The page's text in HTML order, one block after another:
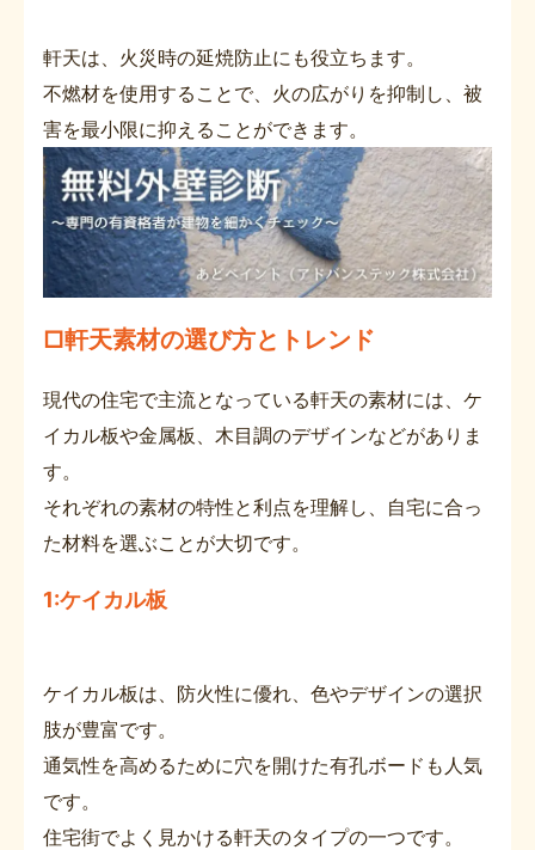
軒天は、火災時の延焼防止にも役立ちます。
不燃材を使用することで、火の広がりを抑制し、被
害を最小限に抑えることができます。
□軒天素材の選び方とトレンド
現代の住宅で主流となっている軒天の素材には、ケ
イカル板や金属板、木目調のデザインなどがありま
す。
それぞれの素材の特性と利点を理解し、自宅に合っ
た材料を選ぶことが大切です。
1:ケイカル板
ケイカル板は、防火性に優れ、色やデザインの選択
肢が豊富です。
通気性を高めるために穴を開けた有孔ボードも人気
です。
住宅街でよく見かける軒天のタイプの一つです。